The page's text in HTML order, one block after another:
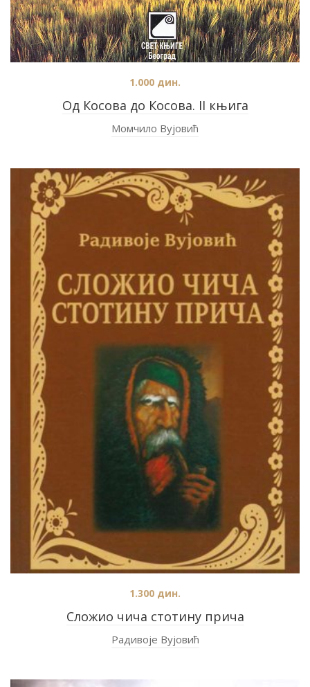
Од Косова до Косова. II књига
1.000 дин.
Момчило Вујовић
Сложио чича стотину прича
1.300 дин.
Радивоје Вујовић